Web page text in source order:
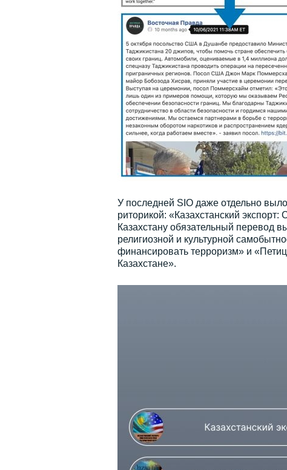
У последней SIO даже отдельно
риторикой: «Казахстанский
Казахстану обязательный перевод
религиозной и культурной
финансировать терроризм» и
Казахстане».